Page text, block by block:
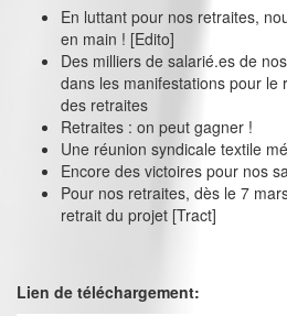
En luttant pour nos retraites,
en main ! [Edito]
Des milliers de salarié.es de
dans les manifestations pour
des retraites
Retraites : on peut gagner !
Une réunion syndicale textile
Encore des victoires pour nos
Pour nos retraites, dès le 7
retrait du projet [Tract]
Lien de téléchargement: